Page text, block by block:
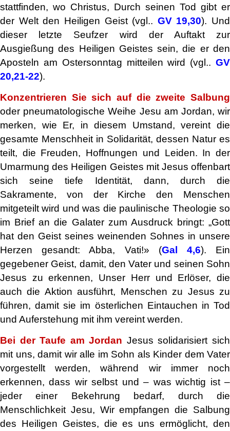
stattfinden, wo Christus, Durch seinen Tod gibt er
der Welt den Heiligen Geist (vgl.. GV 19,30). Und
dieser letzte Seufzer wird der Auftakt zur
Ausgießung des Heiligen Geistes sein, die er den
Aposteln am Ostersonntag mitteilen wird (vgl.. GV
20,21-22).
Konzentrieren Sie sich auf die zweite Salbung
oder pneumatologische Weihe Jesu am Jordan, wir
merken, wie Er, in diesem Umstand, vereint die
gesamte Menschheit in Solidarität, dessen Natur es
teilt, die Freuden, Hoffnungen und Leiden. In der
Umarmung des Heiligen Geistes mit Jesus offenbart
sich seine tiefe Identität, dann, durch die
Sakramente, von der Kirche den Menschen
mitgeteilt wird und was die paulinische Theologie so
im Brief an die Galater zum Ausdruck bringt: „Gott
hat den Geist seines weinenden Sohnes in unsere
Herzen gesandt: Abba, Vati!» (Gal 4,6). Ein
gegebener Geist, damit, den Vater und seinen Sohn
Jesus zu erkennen, Unser Herr und Erlöser, die
auch die Aktion ausführt, Menschen zu Jesus zu
führen, damit sie im österlichen Eintauchen in Tod
und Auferstehung mit ihm vereint werden.
Bei der Taufe am Jordan Jesus solidarisiert sich
mit uns, damit wir alle im Sohn als Kinder dem Vater
vorgestellt werden, während wir immer noch
erkennen, dass wir selbst und – was wichtig ist –
jeder einer Bekehrung bedarf, durch die
Menschlichkeit Jesu, Wir empfangen die Salbung
des Heiligen Geistes, die es uns ermöglicht, den